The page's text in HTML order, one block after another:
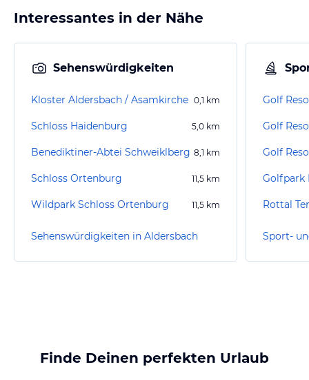
Interessantes in der Nähe
Sehenswürdigkeiten
Kloster Aldersbach / Asamkirche 0,1 km
Schloss Haidenburg 5,0 km
Benediktiner-Abtei Schweiklberg 8,1 km
Schloss Ortenburg 11,5 km
Wildpark Schloss Ortenburg 11,5 km
Sehenswürdigkeiten in Aldersbach
Golf
Golfpark
Rottal
Finde Deinen perfekten Urlaub